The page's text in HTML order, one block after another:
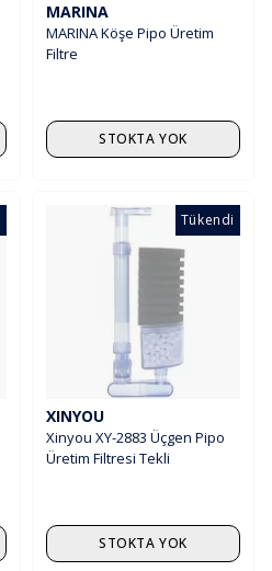
MARINA
MARINA Köşe Pipo Üretim
Filtre
STOKTA YOK
Tükendi
XINYOU
Xinyou XY-2883 Üçgen Pipo
Üretim Filtresi Tekli
STOKTA YOK